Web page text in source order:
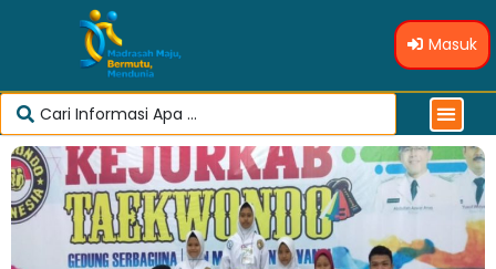
Masuk